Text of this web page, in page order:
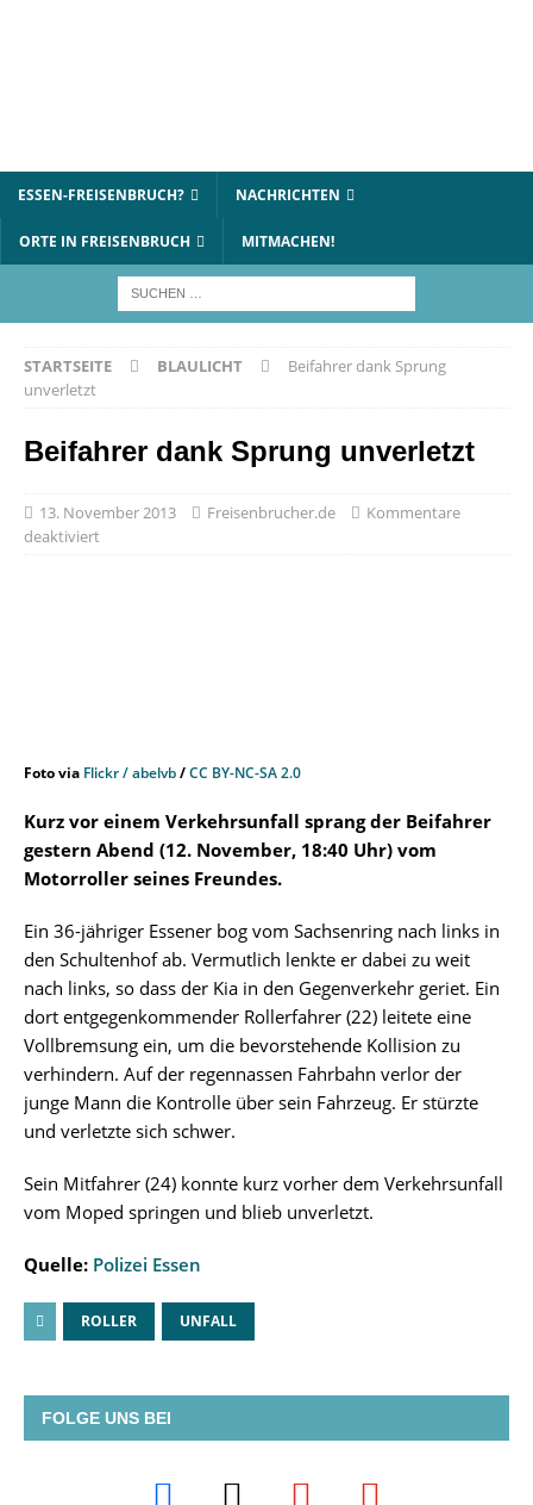
ESSEN-FREISENBRUCH? NACHRICHTEN
ORTE IN FREISENBRUCH MITMACHEN!
STARTSEITE BLAULICHT
Beifahrer dank Sprung
unverletzt
Beifahrer dank Sprung unverletzt
13. November 2013 Freisenbrucher.de
Kommentare
deaktiviert
Foto via Flickr / abelvb/CC BY-NC-SA 2.0
Kurz vor einem Verkehrsunfall sprang der Beifahrer
gestern Abend (12. November, 18:40 Uhr) vom
Motorroller seines Freundes.
Ein 36-jähriger Essener bog vom Sachsenring nach links in
den Schultenhof ab. Vermutlich lenkte er dabei zu weit
nach links, so dass der Kia in den Gegenverkehr geriet. Ein
dort entgegenkommender Rollerfahrer (22) leitete eine
Vollbremsung ein, um die bevorstehende Kollision zu
verhindern. Auf der regennassen Fahrbahn verlor der
junge Mann die Kontrolle über sein Fahrzeug. Er stürzte
und verletzte sich schwer.
Sein Mitfahrer (24) konnte kurz vorher dem Verkehrsunfall
vom Moped springen und blieb unverletzt.
Quelle: Polizei Essen
ROLLER UNFALL
FOLGE UNS BEI